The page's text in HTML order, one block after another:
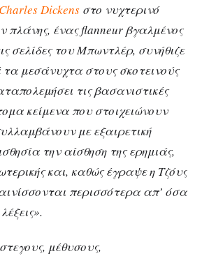
Charles Dickens στο νυχτερινό
πλάνης, ένας flanneur βγαλμένος
σελίδες του Μπωντλέρ, συνήθιζε
μεσάνυχτα στους σκοτεινούς
τις βασανιστικές
κείμενα που στοιχειώνουν
με εξαιρετική
την αίσθηση της ερημιάς,
και, καθώς έγραψε η Τζόυς
περισσότερα απ’ όσα
μέθυσους,